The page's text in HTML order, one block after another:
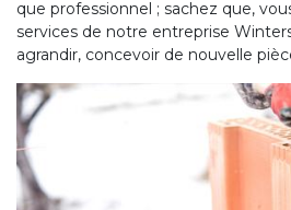
que professionnel ; sachez que,
services de notre entreprise
agrandir, concevoir de nouvelle